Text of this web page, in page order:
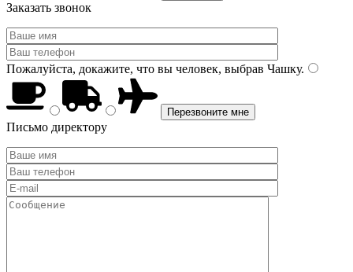
Заказать звонок
Пожалуйста, докажите, что вы человек, выбрав Чашку.
Письмо директору